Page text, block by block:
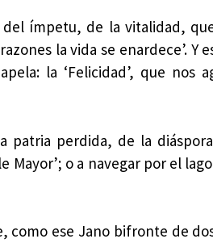
ímpetu, de la vitalidad,
la vida se enardece’. Y
la ‘Felicidad’, que nos
perdida, de la
o a navegar por el
como ese Jano bifronte de